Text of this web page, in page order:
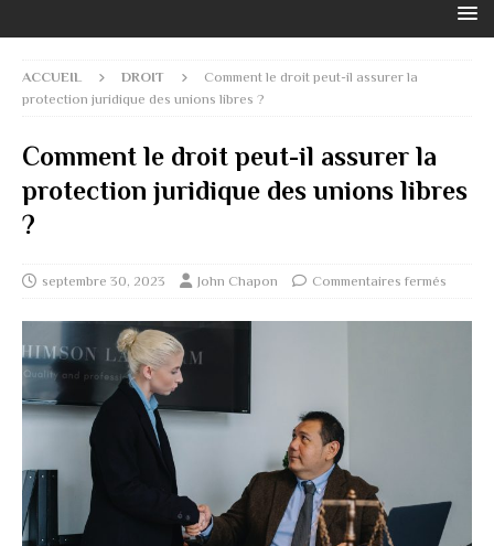
ACCUEIL DROIT
Comment le droit peut-il assurer la
protection juridique des unions libres ?
Comment le droit peut-il assurer la
protection juridique des unions libres
?
septembre 30, 2023 John Chapon Commentaires fermés